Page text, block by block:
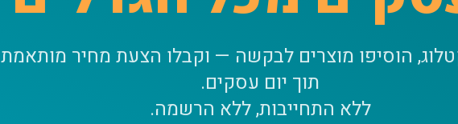
הוסיפו מוצרים לבקשה — וקבלו הצעת מחיר מותאמת
תוך יום עסקים.
ללא התחייבות, ללא הרשמה.